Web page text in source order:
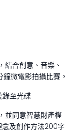
結合創意、音樂、
微電影拍攝比賽。
錄至光碟
並同意智慧財產權
及創作方法200字